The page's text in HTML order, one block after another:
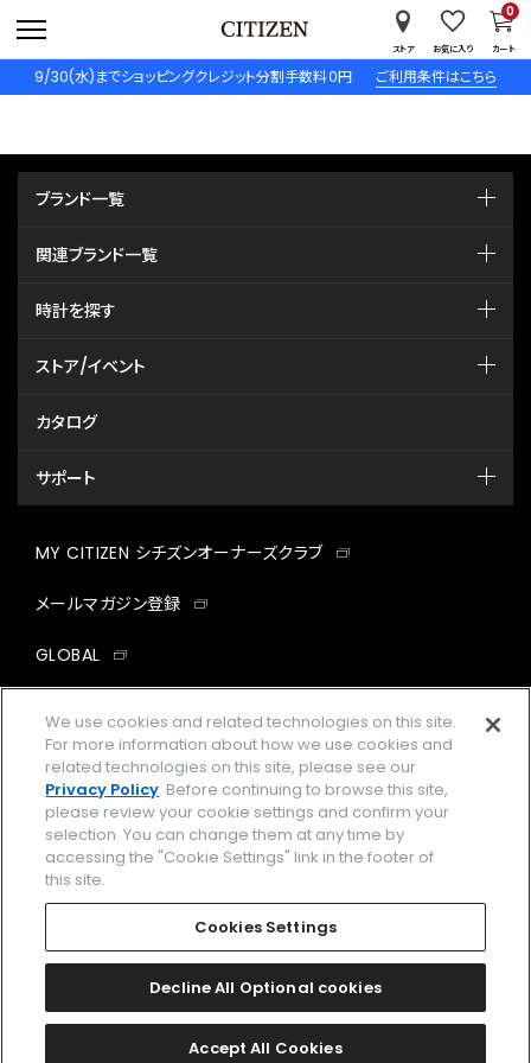
9/30(水)までショッピングクレジット分割手数料０円 ご利用条件はこちら
ストア お気に入り カート
0
ブランド一覧
関連ブランド一覧
時計を探す
ストア/イベント
カタログ
サポート
MY CITIZEN シチズンオーナーズクラブ
メールマガジン登録
GLOBAL
facebookinstagramtwitter
企業情報 ご利用規約
プライバシーポリシー Cookies Settings
Amazon PayはAmazon.com, Inc.またはその関連会社の商標です。
2026 CITIZEN WATCH CO., LTD.
We use cookies and related technologies on this site.
For more information about how we use cookies and
related technologies on this site, please see our
Privacy Policy. Before continuing to browse this site,
please review your cookie settings and confirm your
selection. You can change them at any time by
accessing the "Cookie Settings" link in the footer of
this site.
Cookies Settings
Decline All Optional cookies
Accept All Cookies